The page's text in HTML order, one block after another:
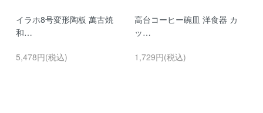
イラホ8号変形陶板 萬古焼
和…
5,478円(税込)
高台コーヒー碗皿 洋食器 カ
ッ…
1,729円(税込)